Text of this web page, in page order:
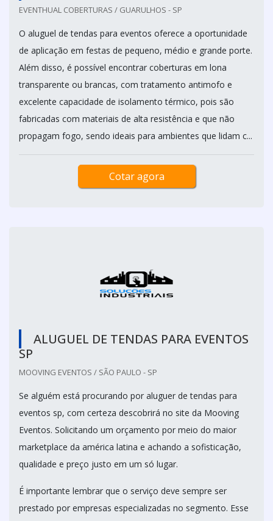
EVENTHUAL COBERTURAS / GUARULHOS - SP
O aluguel de tendas para eventos oferece a oportunidade
de aplicação em festas de pequeno, médio e grande porte.
Além disso, é possível encontrar coberturas em lona
transparente ou brancas, com tratamento antimofo e
excelente capacidade de isolamento térmico, pois são
fabricadas com materiais de alta resistência e que não
propagam fogo, sendo ideais para ambientes que lidam c...
Cotar agora
ALUGUEL DE TENDAS PARA EVENTOS
SP
MOOVING EVENTOS / SÃO PAULO - SP
Se alguém está procurando por aluguer de tendas para
eventos sp, com certeza descobrirá no site da Mooving
Eventos. Solicitando um orçamento por meio do maior
marketplace da américa latina e achando a sofisticação,
qualidade e preço justo em um só lugar.
É importante lembrar que o serviço deve sempre ser
prestado por empresas especializadas no segmento. Esse